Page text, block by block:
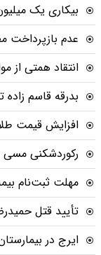
بیکاری یک
عدم بازپرداخت
انتقاد همتی از
بدرقه قاسم
افزایش قیمت طلای
رکوردشکنی مسی در
مهلت ثبت‌نام
تأیید قتل
ایرج در